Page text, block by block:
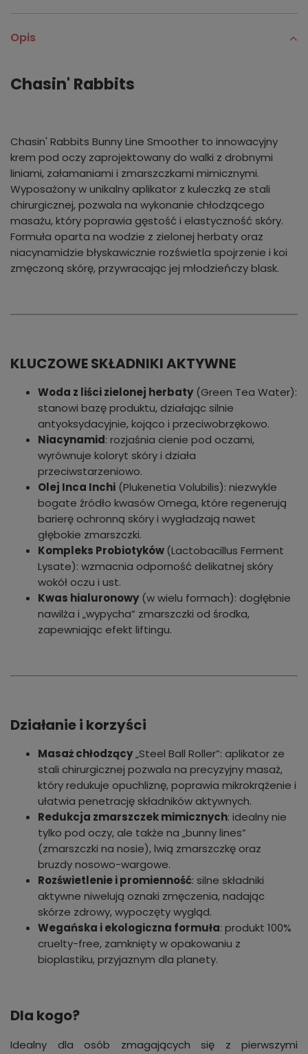
Opis
Chasin' Rabbits
Chasin' Rabbits Bunny Line Smoother to innowacyjny
krem pod oczy zaprojektowany do walki z drobnymi
liniami, załamaniami i zmarszczkami mimicznymi.
Wyposażony w unikalny aplikator z kuleczką ze stali
chirurgicznej, pozwala na wykonanie chłodzącego
masażu, który poprawia gęstość i elastyczność skóry.
Formuła oparta na wodzie z zielonej herbaty oraz
niacynamidzie błyskawicznie rozświetla spojrzenie i koi
zmęczoną skórę, przywracając jej młodzieńczy blask.
KLUCZOWE SKŁADNIKI AKTYWNE
Woda z liści zielonej herbaty(Green Tea Water):
stanowi bazę produktu, działając silnie
antyoksydacyjnie, kojąco i przeciwobrzękowo.
Niacynamid: rozjaśnia cienie pod oczami,
wyrównuje koloryt skóry i działa
przeciwstarzeniowo.
Olej Inca Inchi (Plukenetia Volubilis): niezwykle
bogate źródło kwasów Omega, które regenerują
barierę ochronną skóry i wygładzają nawet
głębokie zmarszczki.
Kompleks Probiotyków(Lactobacillus Ferment
Lysate): wzmacnia odporność delikatnej skóry
wokół oczu i ust.
Kwas hialuronowy(w wielu formach): dogłębnie
nawilża i „wypycha” zmarszczki od środka,
zapewniając efekt liftingu.
Działanie i korzyści
Masaż chłodzący„Steel Ball Roller”: aplikator ze
stali chirurgicznej pozwala na precyzyjny masaż,
który redukuje opuchliznę, poprawia mikrokrążenie i
ułatwia penetrację składników aktywnych.
Redukcja zmarszczek mimicznych: idealny nie
tylko pod oczy, ale także na „bunny lines”
(zmarszczki na nosie), lwią zmarszczkę oraz
bruzdy nosowo-wargowe.
Rozświetlenie i promienność: silne składniki
aktywne niwelują oznaki zmęczenia, nadając
skórze zdrowy, wypoczęty wygląd.
Wegańska i ekologiczna formuła: produkt 100%
cruelty-free, zamknięty w opakowaniu z
bioplastiku, przyjaznym dla planety.
Dla kogo?
Idealny dla osób zmagających się z pierwszymi